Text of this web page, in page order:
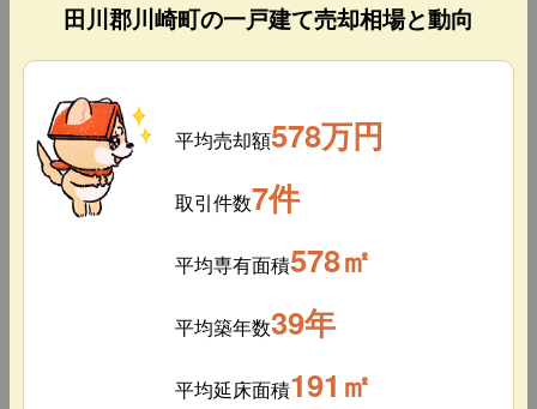
田川郡川崎町の一戸建て売却相場と動向
平均売却額578万円
取引件数7件
平均専有面積578㎡
平均築年数39年
平均延床面積191㎡